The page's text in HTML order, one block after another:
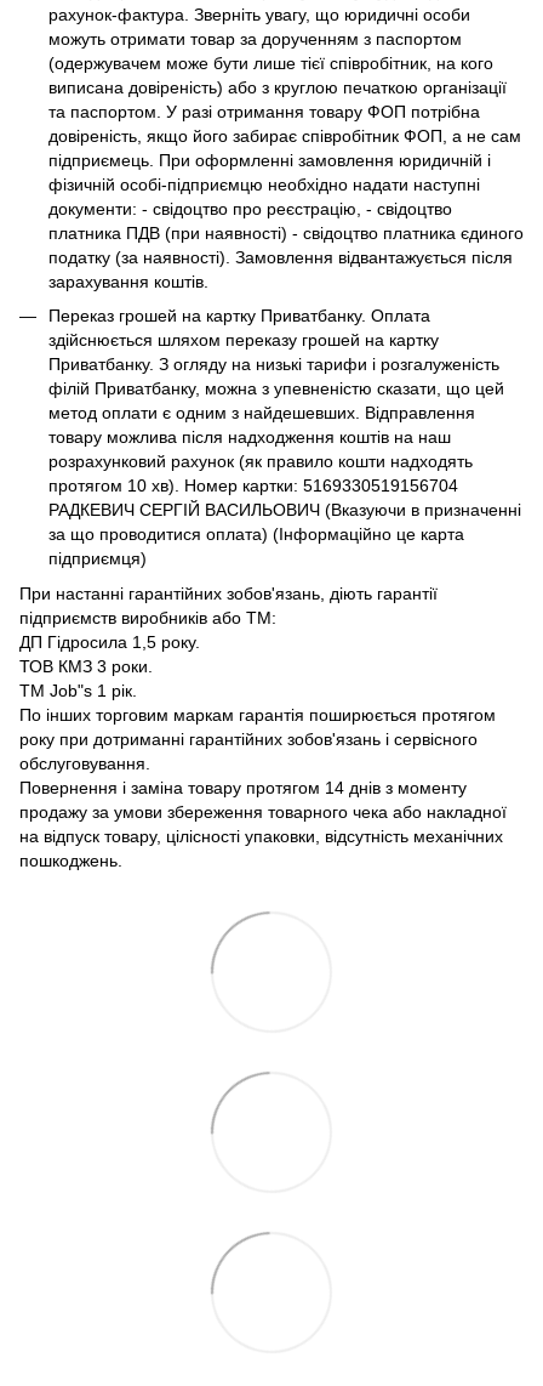
рахунок-фактура. Зверніть увагу, що юридичні особи
можуть отримати товар за дорученням з паспортом
(одержувачем може бути лише тієї співробітник, на кого
виписана довіреність) або з круглою печаткою організації
та паспортом. У разі отримання товару ФОП потрібна
довіреність, якщо його забирає співробітник ФОП, а не сам
підприємець. При оформленні замовлення юридичній і
фізичній особі-підприємцю необхідно надати наступні
документи: - свідоцтво про реєстрацію, - свідоцтво
платника ПДВ (при наявності) - свідоцтво платника єдиного
податку (за наявності). Замовлення відвантажується після
зарахування коштів.
Переказ грошей на картку Приватбанку. Оплата
здійснюється шляхом переказу грошей на картку
Приватбанку. З огляду на низькі тарифи і розгалуженість
філій Приватбанку, можна з упевненістю сказати, що цей
метод оплати є одним з найдешевших. Відправлення
товару можлива після надходження коштів на наш
розрахунковий рахунок (як правило кошти надходять
протягом 10 хв). Номер картки: 5169330519156704
РАДКЕВИЧ СЕРГІЙ ВАСИЛЬОВИЧ (Вказуючи в призначенні
за що проводитися оплата) (Інформаційно це карта
підприємця)
При настанні гарантійних зобов'язань, діють гарантії
підприємств виробників або ТМ:
ДП Гідросила 1,5 року.
ТОВ КМЗ 3 роки.
ТМ Job"s 1 рік.
По інших торговим маркам гарантія поширюється протягом
року при дотриманні гарантійних зобов'язань і сервісного
обслуговування.
Повернення і заміна товару протягом 14 днів з моменту
продажу за умови збереження товарного чека або накладної
на відпуск товару, цілісності упаковки, відсутність механічних
пошкоджень.